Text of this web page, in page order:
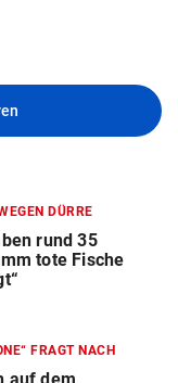
DÜRRE
rund 35
tote Fische
FRAGT NACH